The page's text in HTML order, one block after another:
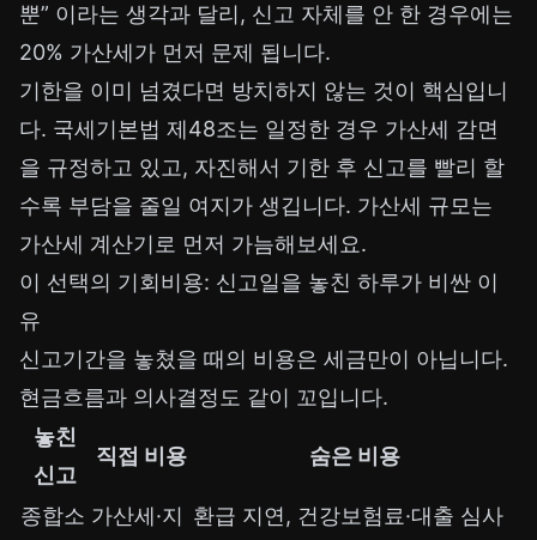
뿐” 이라는 생각과 달리, 신고 자체를 안 한 경우에는
20% 가산세가 먼저 문제 됩니다.
기한을 이미 넘겼다면 방치하지 않는 것이 핵심입니
다. 국세기본법 제48조는 일정한 경우 가산세 감면
을 규정하고 있고, 자진해서 기한 후 신고를 빨리 할
수록 부담을 줄일 여지가 생깁니다. 가산세 규모는
가산세 계산기로 먼저 가늠해보세요.
이 선택의 기회비용: 신고일을 놓친 하루가 비싼 이
유
신고기간을 놓쳤을 때의 비용은 세금만이 아닙니다.
현금흐름과 의사결정도 같이 꼬입니다.
놓친
신고
직접 비용 숨은 비용
종합소 가산세·지 환급 지연, 건강보험료·대출 심사